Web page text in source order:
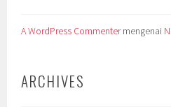
A WordPress Commentermengenai
ARCHIVES